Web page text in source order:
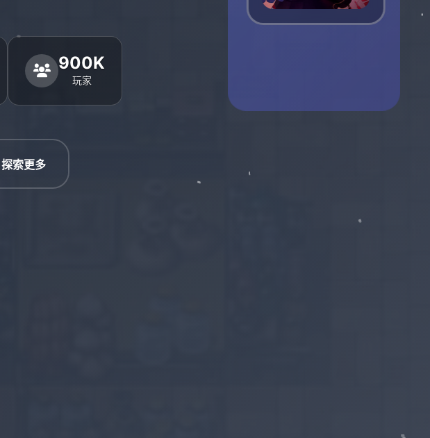
900K
玩家
探索更多